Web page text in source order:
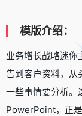
模版介绍：
业务增长战略迷你
告到客户资料，从
一些事情要分析。
PowerPoint，正